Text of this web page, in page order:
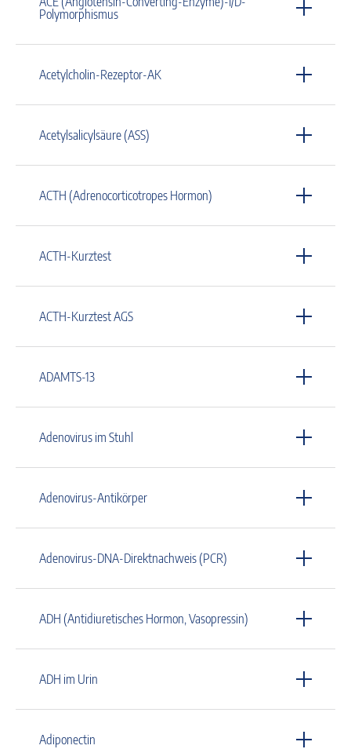
Polymorphismus
Acetylcholin-Rezeptor-AK
Acetylsalicylsäure (ASS)
ACTH (Adrenocorticotropes Hormon)
ACTH-Kurztest
ACTH-Kurztest AGS
ADAMTS-13
Adenovirus im Stuhl
Adenovirus-Antikörper
Adenovirus-DNA-Direktnachweis (PCR)
ADH (Antidiuretisches Hormon, Vasopressin)
ADH im Urin
Adiponectin